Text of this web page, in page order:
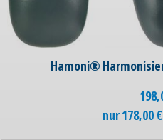
Hamoni®
nur 178,00